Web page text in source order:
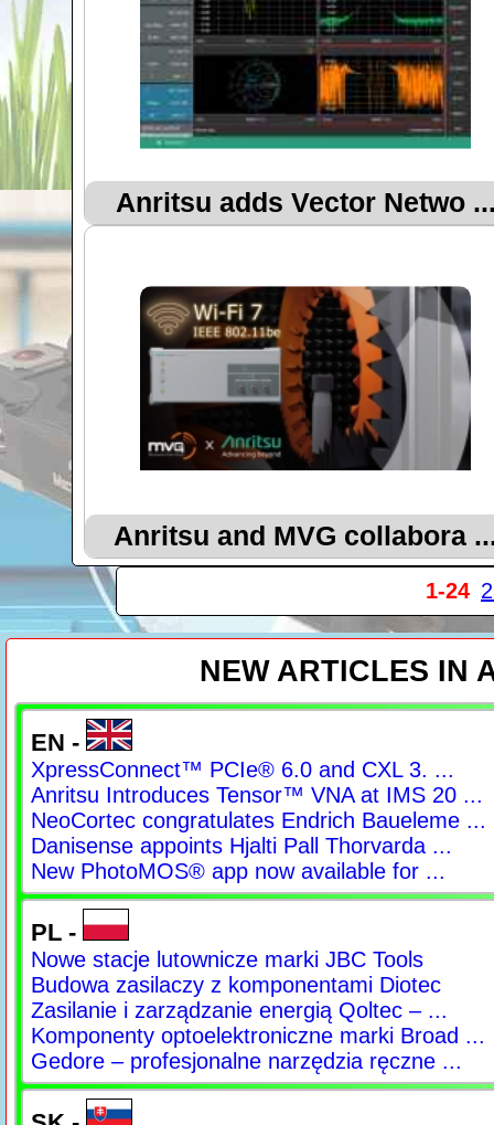
Anritsu adds Vector Netwo
Anritsu and MVG collabora
1-24
NEW ARTICLES IN
EN -
XpressConnect™ PCIe® 6.0 and CXL 3. ...
Anritsu Introduces Tensor™ VNA at IMS 20 ...
NeoCortec congratulates Endrich Baueleme ...
Danisense appoints Hjalti Pall Thorvarda ...
New PhotoMOS® app now available for ...
PL -
Nowe stacje lutownicze marki JBC Tools
Budowa zasilaczy z komponentami Diotec
Zasilanie i zarządzanie energią Qoltec – ...
Komponenty optoelektroniczne marki Broad ...
Gedore – profesjonalne narzędzia ręczne ...